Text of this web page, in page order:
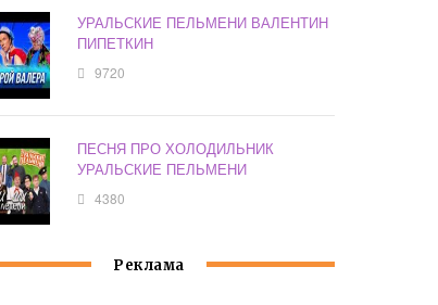
УРАЛЬСКИЕ ПЕЛЬМЕНИ ВАЛЕНТИН
ПИПЕТКИН
9720
ПЕСНЯ ПРО ХОЛОДИЛЬНИК
УРАЛЬСКИЕ ПЕЛЬМЕНИ
4380
Реклама